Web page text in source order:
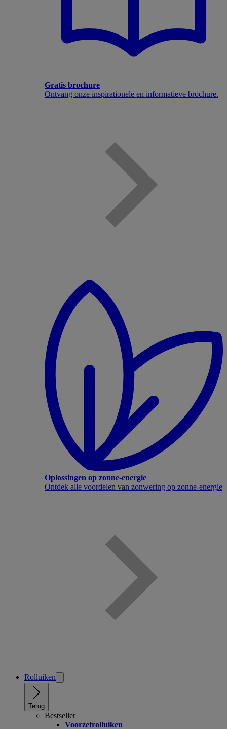
Gratis brochure
Ontvang onze inspirationele en informatieve brochure.
Oplossingen op zonne-energie
Ontdek alle voordelen van zonwering op zonne-energie
Rolluiken
Terug
Bestseller
Voorzetrolluiken